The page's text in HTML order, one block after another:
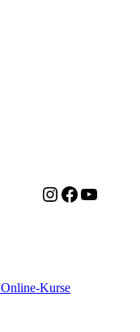
Instagram
Facebook
YouTube
Kurse